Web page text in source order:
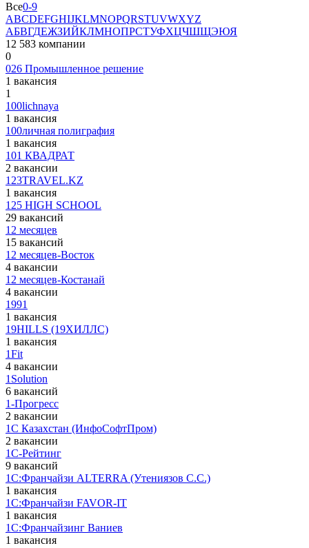
Все0-9
ABCDEFGHIJKLMNOPQRSTUVWXYZ
АБВГДЕЖЗИЙКЛМНОПРСТУФХЦЧШЩЭЮЯ
12 583 компании
0
026 Промышленное решение
1 вакансия
1
100lichnaya
1 вакансия
100личная полиграфия
1 вакансия
101 КВАДРАТ
2 вакансии
123TRAVEL.KZ
1 вакансия
125 HIGH SCHOOL
29 вакансий
12 месяцев
15 вакансий
12 месяцев-Восток
4 вакансии
12 месяцев-Костанай
4 вакансии
1991
1 вакансия
19HILLS (19ХИЛЛС)
1 вакансия
1Fit
4 вакансии
1Solution
6 вакансий
1-Прогресс
2 вакансии
1С Казахстан (ИнфоСофтПром)
2 вакансии
1С-Рейтинг
9 вакансий
1С:Франчайзи ALTERRA (Утениязов С.С.)
1 вакансия
1С:Франчайзи FAVOR-IT
1 вакансия
1С:Франчайзинг Ваниев
1 вакансия